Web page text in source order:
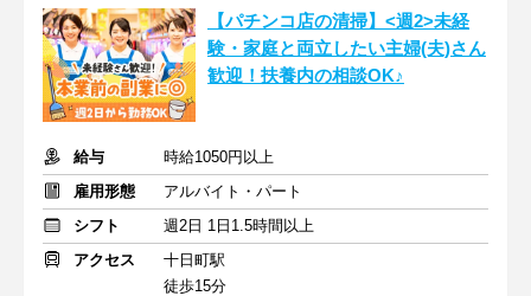
【パチンコ店の清掃】<週2>未経
験・家庭と両立したい主婦(夫)さん
歓迎！扶養内の相談OK♪
給与
時給1050円以上
雇用形態
アルバイト・パート
シフト
週2日 1日1.5時間以上
アクセス
十日町駅
徒歩15分